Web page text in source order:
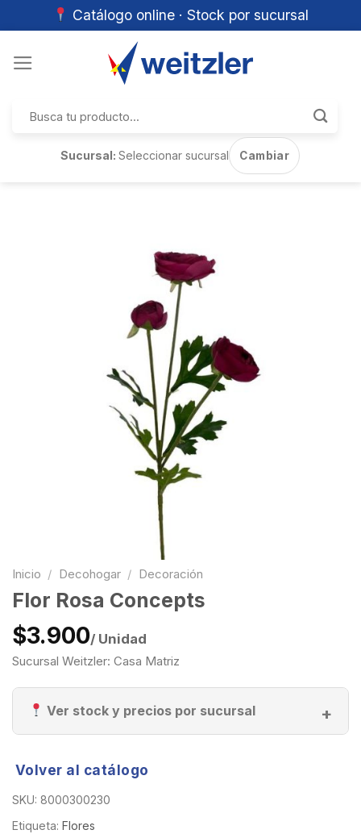
Catálogo online · Stock por sucursal
por:
Sucursal:Seleccionar sucursal Cambiar
Inicio / Decohogar / Decoración
Flor Rosa Concepts
$3.900/ Unidad
Sucursal Weitzler: Casa Matriz
Ver stock y precios por sucursal
Volver al catálogo
SKU: 8000300230
Etiqueta: Flores